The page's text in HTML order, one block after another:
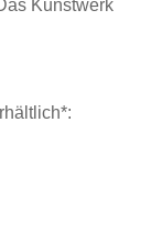
Kunstwerk